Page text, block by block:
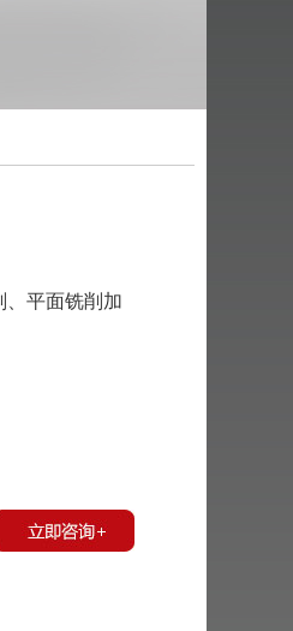
、平面铣削加